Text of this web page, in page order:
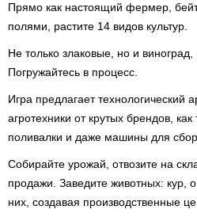
Прямо как настоящий фермер,
полями, растите 14 видов культур.
Не только злаковые, но и
Погружайтесь в процесс.
Игра предлагает технологический
агротехники от крутых брендов,
поливалки и даже машины для
Собирайте урожай, отвозите на
продажи. Заведите животных: кур,
них, создавая производственные